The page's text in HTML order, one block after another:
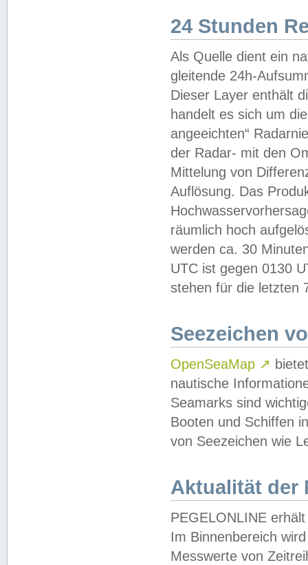
24 Stunden
Als Quelle dient ein
gleitende 24h-
Dieser Layer enthält
handelt es sich um
angeeichten“
der Radar- mit den
Mittelung von
Auflösung. Das
räumlich hoch
werden ca. 30
UTC ist gegen 0130
stehen für die letzten
Seezeichen
OpenSeaMap ↗
nautische
Seamarks sind
Booten und Schiffen
von Seezeichen wie
Aktualität der
PEGELONLINE
Im Binnenbereich
Messwerte von